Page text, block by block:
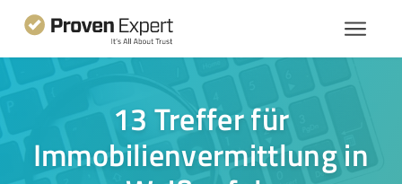
13 Treffer für
Immobilienvermittlung in